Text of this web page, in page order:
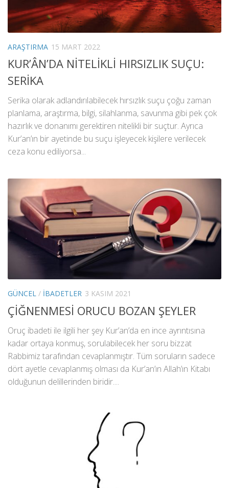
ARAŞTIRMA 15 MART 2022
KUR’ÂN’DA NİTELİKLİ HIRSIZLIK SUÇU:
SERİKA
Serika olarak adlandırılabilecek hırsızlık suçu çoğu zaman
planlama, araştırma, bilgi, silahlanma, savunma gibi pek çok
hazırlık ve donanımı gerektiren nitelikli bir suçtur. Ayrıca
Kur’an’ın bir ayetinde bu suçu işleyecek kişilere verilecek
ceza konu ediliyorsa...
GÜNCEL / İBADETLER 3 KASIM 2021
ÇİĞNENMESİ ORUCU BOZAN ŞEYLER
Oruç ibadeti ile ilgili her şey Kur’an’da en ince ayrıntısına
kadar ortaya konmuş, sorulabilecek her soru bizzat
Rabbimiz tarafından cevaplanmıştır. Tüm soruların sadece
dört ayetle cevaplanmış olması da Kur’an’ın Allah’ın Kitabı
olduğunun delillerinden biridir....